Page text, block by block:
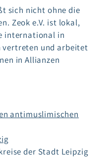
sich nicht ohne die
Zeok e.V. ist lokal,
international in
vertreten und arbeitet
in Allianzen
antimuslimischen
der Stadt Leipzig